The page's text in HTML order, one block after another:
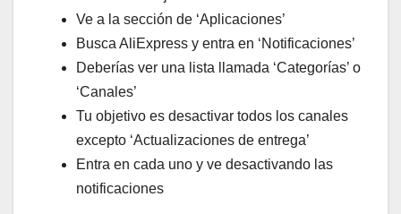
Ve a la sección de ‘Aplicaciones’
Busca AliExpress y entra en ‘Notificaciones’
Deberías ver una lista llamada ‘Categorías’ o
‘Canales’
Tu objetivo es desactivar todos los canales
excepto ‘Actualizaciones de entrega’
Entra en cada uno y ve desactivando las
notificaciones